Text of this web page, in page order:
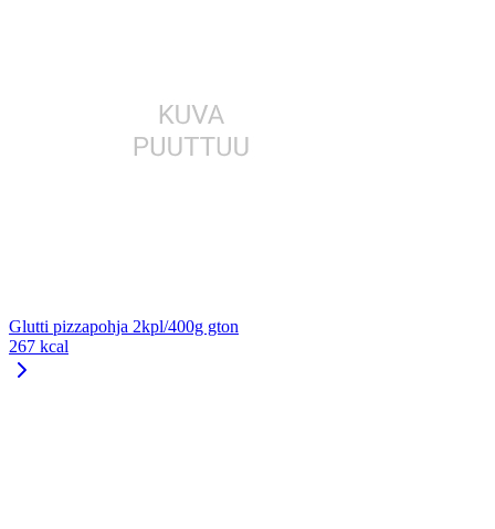
Glutti pizzapohja 2kpl/400g gton
267 kcal